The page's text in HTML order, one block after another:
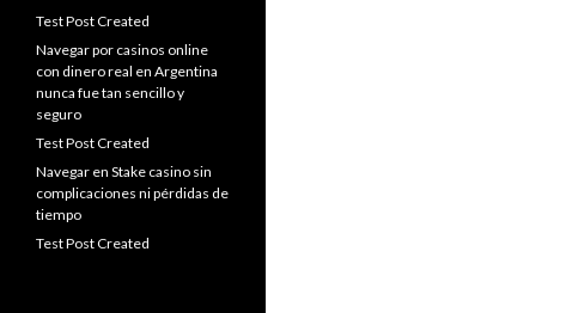
Test Post Created
Navegar por casinos online
con dinero real en Argentina
nunca fue tan sencillo y
seguro
Test Post Created
Navegar en Stake casino sin
complicaciones ni pérdidas de
tiempo
Test Post Created